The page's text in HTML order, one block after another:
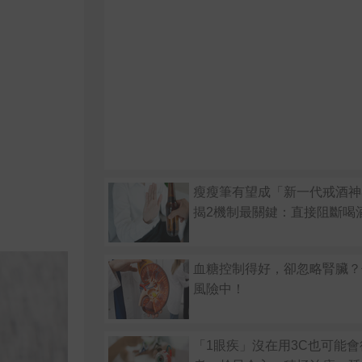
瘦瘦筆有望成「新一代戒酒
揭2機制最關鍵：直接阻斷喝
血糖控制得好，卻忽略腎臟
風險中！
「1眼疾」沒在用3C也可能